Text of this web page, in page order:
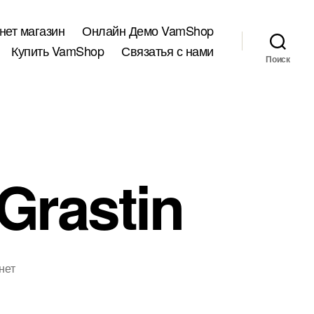
магазин
Онлайн Демо VamShop
Купить VamShop
Связатья с нами Поиск
нет